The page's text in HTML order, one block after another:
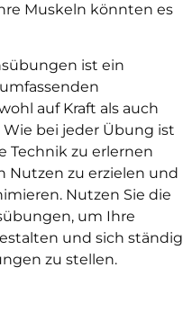
Muskeln könnten es
ist ein
auf Kraft als auch
bei jeder Übung ist
Technik zu erlernen
Nutzen zu erzielen und
Nutzen Sie die
um Ihre
und sich ständig
zu stellen.